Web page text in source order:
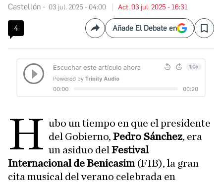
Castellón 03 jul. 2025 - 04:00 Act. 03 jul. 2025 - 16:31
4 CompartirAñade El Debate en Save
H ubo un tiempo en que el presidente
del Gobierno,Pedro Sánchez, era
un asiduo delFestival
Internacional de Benicasim(FIB), la gran
cita musical del verano celebrada en